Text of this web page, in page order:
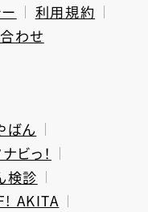
利用規約
わせ
ばん
ビっ！
検診
AKITA